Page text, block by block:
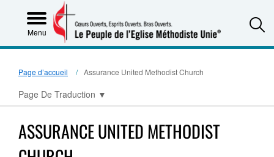
Menu
Page d’accueil Assurance United Methodist Church
Page De Traduction ▼
ASSURANCE UNITED METHODIST